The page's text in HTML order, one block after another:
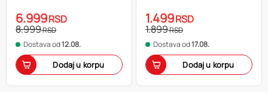
6.999RSD
8.999RSD
Dostava od12.08.
Dodaj u korpu
1.499RSD
1.899RSD
Dostava od17.08.
Dodaj u korpu